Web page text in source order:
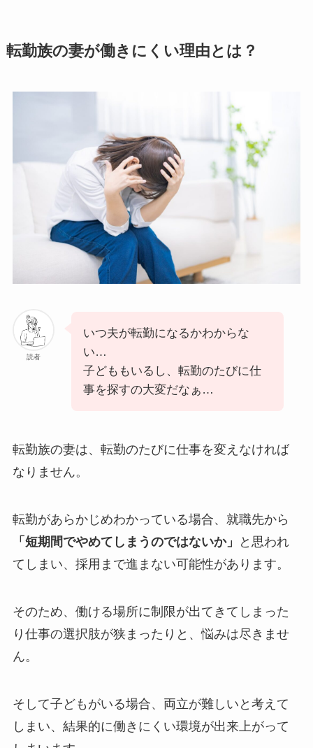
転勤族の妻が働きにくい理由とは？
読者
いつ夫が転勤になるかわからな
い…
子どももいるし、転勤のたびに仕
事を探すの大変だなぁ…
転勤族の妻は、転勤のたびに仕事を変えなければ
なりません。
転勤があらかじめわかっている場合、就職先から
「短期間でやめてしまうのではないか」
と思われ
てしまい、採用まで進まない可能性があります。
そのため、働ける場所に制限が出てきてしまった
り仕事の選択肢が狭まったりと、悩みは尽きませ
ん。
そして子どもがいる場合、両立が難しいと考えて
しまい、結果的に働きにくい環境が出来上がって